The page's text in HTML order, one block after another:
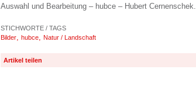
Auswahl und Bearbeitung – hubce – Hubert Cernenschek.
STICHWORTE / TAGS
Bilder, hubce, Natur / Landschaft
Artikel teilen